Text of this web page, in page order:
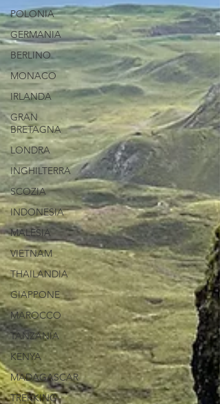
POLONIA
GERMANIA
BERLINO
MONACO
IRLANDA
GRAN
BRETAGNA
LONDRA
INGHILTERRA
SCOZIA
INDONESIA
MALESIA
VIETNAM
THAILANDIA
GIAPPONE
MAROCCO
TANZANIA
KENYA
MADAGASCAR
TREKKING